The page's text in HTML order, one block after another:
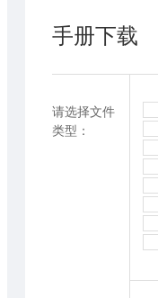
手册下载
请选择文件
类型：